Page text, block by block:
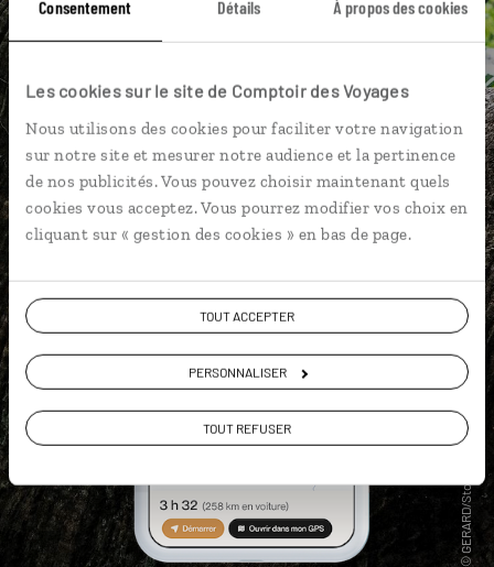
Consentement Détails À propos des cookies
Les cookies sur le site de Comptoir des Voyages
Nous utilisons des cookies pour faciliter votre navigation
sur notre site et mesurer notre audience et la pertinence
de nos publicités. Vous pouvez choisir maintenant quels
cookies vous acceptez. Vous pourrez modifier vos choix en
cliquant sur « gestion des cookies » en bas de page.
TOUT ACCEPTER
PERSONNALISER
TOUT REFUSER
DÉCOUVRIR LUCIOLE